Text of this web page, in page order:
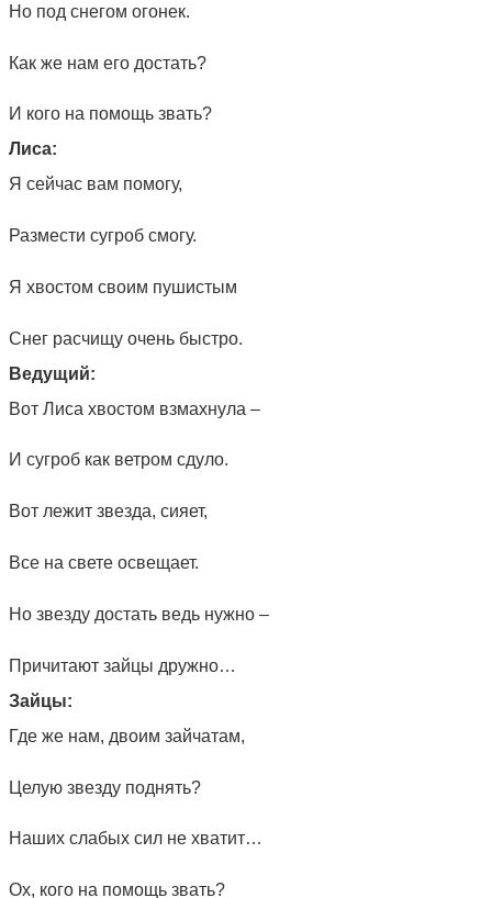
Но под снегом огонек.
Как же нам его достать?
И кого на помощь звать?
Лиса:
Я сейчас вам помогу,
Размести сугроб смогу.
Я хвостом своим пушистым
Снег расчищу очень быстро.
Ведущий:
Вот Лиса хвостом взмахнула –
И сугроб как ветром сдуло.
Вот лежит звезда, сияет,
Все на свете освещает.
Но звезду достать ведь нужно –
Причитают зайцы дружно…
Зайцы:
Где же нам, двоим зайчатам,
Целую звезду поднять?
Наших слабых сил не хватит…
Ох, кого на помощь звать?